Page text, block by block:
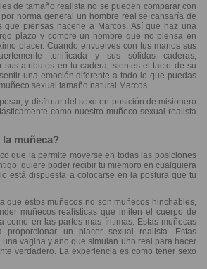
de tamaño realista no se pueden comparar con
norma general un hombre real se cansaría de
que piensas hacerle a Marcos. Así que haz una
plazo y compre un hombre que no piensa en
placer. Cuando envuelves con tus manos sus
tonificada y sus sólidas caderas,
sus atributos en tu cadera, sientes el tacto de su
una emoción diferente a todo lo que puedas
sexual tamaño natural Marcos
y disfrutar del sexo en posición de misionero
como nuestro muñeco sexual realista
muñeca?
que la permite moverse en todas las posiciones
quiere poder recibir tu miembro en cualquiera
está dispuesta a colocarse en la postura que tu
que éstos muñecos no son muñecos hinchables,
muñecos realísticas que imiten el cuerpo de
como en las partes mas íntimas. Estas muñecas
proporcionar un placer sexual realista. Estas
vagina y ano que simulan uno real para hacer
verdadero. La experiencia es como tener sexo